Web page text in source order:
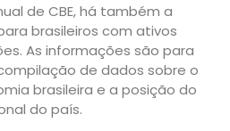
de CBE, há também a
brasileiros com ativos
As informações são para
de dados sobre o
brasileira e a posição do
do país.